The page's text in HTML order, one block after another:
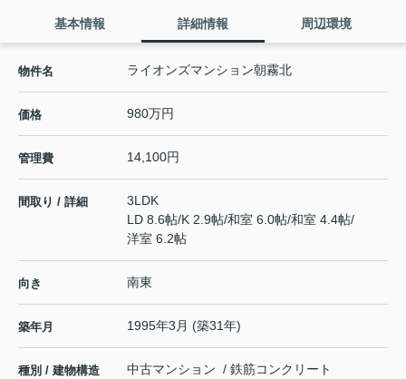
基本情報 詳細情報 周辺環境
物件名 ライオンズマンション朝霧北
価格 980万円
管理費 14,100円
間取り / 詳細
3LDK
LD 8.6帖/K 2.9帖/和室 6.0帖/和室 4.4帖/
洋室 6.2帖
向き 南東
築年月 1995年3月 (築31年)
種別 / 建物構造 中古マンション / 鉄筋コンクリート